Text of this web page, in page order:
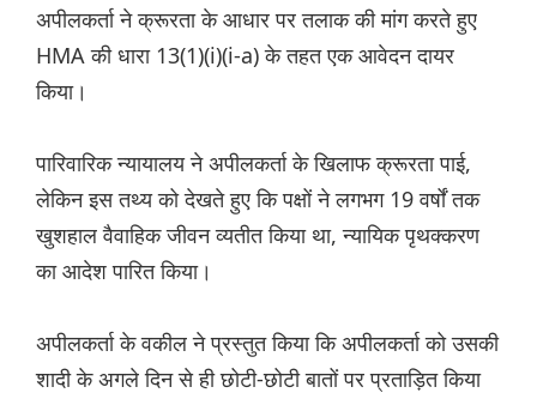
अपीलकर्ता ने क्रूरता के आधार पर तलाक की मांग करते हुए
HMA की धारा 13(1)(i)(i-a) के तहत एक आवेदन दायर
किया।
पारिवारिक न्यायालय ने अपीलकर्ता के खिलाफ क्रूरता पाई,
लेकिन इस तथ्य को देखते हुए कि पक्षों ने लगभग 19 वर्षों तक
खुशहाल वैवाहिक जीवन व्यतीत किया था, न्यायिक पृथक्करण
का आदेश पारित किया।
अपीलकर्ता के वकील ने प्रस्तुत किया कि अपीलकर्ता को उसकी
शादी के अगले दिन से ही छोटी-छोटी बातों पर प्रताड़ित किया